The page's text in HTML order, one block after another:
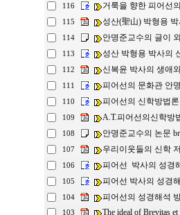
116 거룩을 향한 피어선
115 성산(聖山) 박형용
114 안명준교수의 글이
113 성산 박형용 박사의
112 신복윤 박사의 생애
111 피어선의 문화관 안
110 피어선의 신학방법
109 A.T.피어선의신학방
108 안명준교수의 논문
107 우리이웃들의 신학
106 피어선 박사의 성경
105 피어선 박사의 성경
104 피어선의 성경해석
103
The ideal of Brevitas